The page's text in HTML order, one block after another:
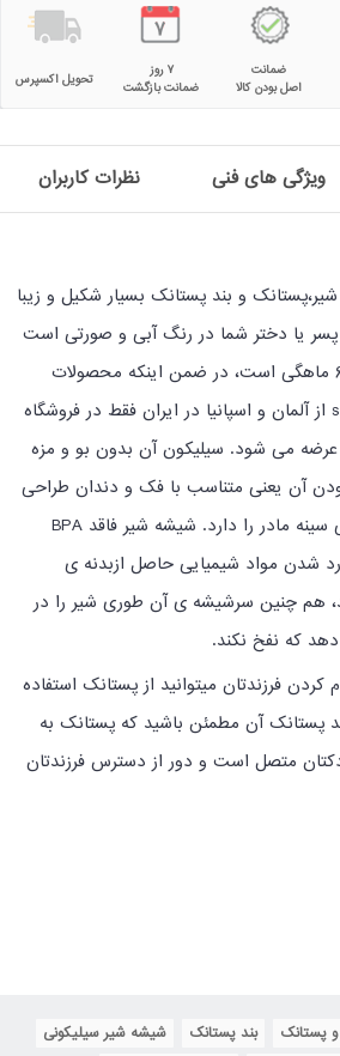
ضمانت
اصل بودن کالا
۷ روز
ضمانت بازگشت
تحویل اکسپرس
ویژگی های فنی نظرات کاربران
بسیار شکیل و زیبا
پسر یا دختر شما در رنگ آبی و صورتی است
و قابل استفاده تا 6 ماهگی است، در ضمن اینکه محصولات
از آلمان و اسپانیا در ایران فقط در فروشگاه
عرضه می شود. سیلیکون آن بدون بو و مزه
آن یعنی متناسب با فک و دندان طراحی
مادر را دارد. شیشه شیر فاقد BPA
شدن مواد شیمیایی حاصل ازبدنه ی
هم چنین سرشیشه ی آن طوری شیر را در
که نفخ نکند.
کردن فرزندتان میتوانید از پستانک استفاده
پستانک آن مطمئن باشید که پستانک به
متصل است و دور از دسترس فرزندتان
پستانک بند پستانک شیشه شیر سیلیکونی